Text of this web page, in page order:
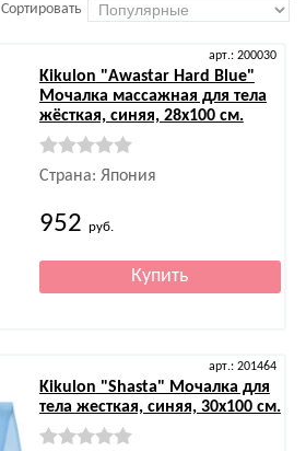
Сортировать
арт.: 200030
Kikulon "Awastar Hard Blue"
Мочалка массажная для тела
жёсткая, синяя, 28х100 см.
Страна: Япония
952 руб.
арт.: 201464
Kikulon "Shasta" Мочалка для
тела жесткая, синяя, 30х100 см.